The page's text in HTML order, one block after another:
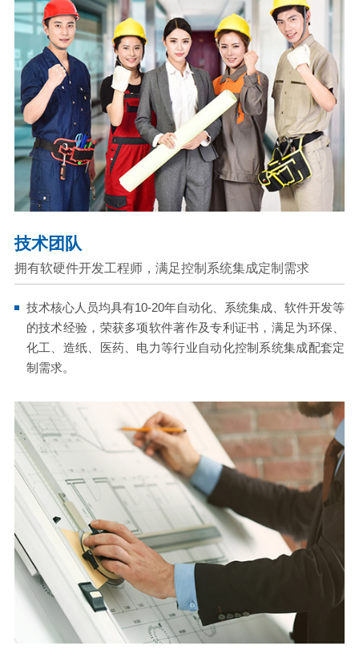
技术团队
拥有软硬件开发工程师，满足控制系统集成定制需求
技术核心人员均具有10-20年自动化、系统集成、软件开发等
的技术经验，荣获多项软件著作及专利证书，满足为环保、
化工、造纸、医药、电力等行业自动化控制系统集成配套定
制需求。